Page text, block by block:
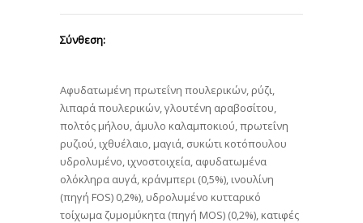
Σύνθεση:
Αφυδατωμένη πρωτεΐνη πουλερικών, ρύζι,
λιπαρά πουλερικών, γλουτένη αραβοσίτου,
πολτός μήλου, άμυλο καλαμποκιού, πρωτεΐνη
ρυζιού, ιχθυέλαιο, μαγιά, συκώτι κοτόπουλου
υδρολυμένο, ιχνοστοιχεία, αφυδατωμένα
ολόκληρα αυγά, κράνμπερι (0,5%), ινουλίνη
(πηγή FOS) 0,2%), υδρολυμένο κυτταρικό
τοίχωμα ζυμομύκητα (πηγή MOS) (0,2%), κατιφές